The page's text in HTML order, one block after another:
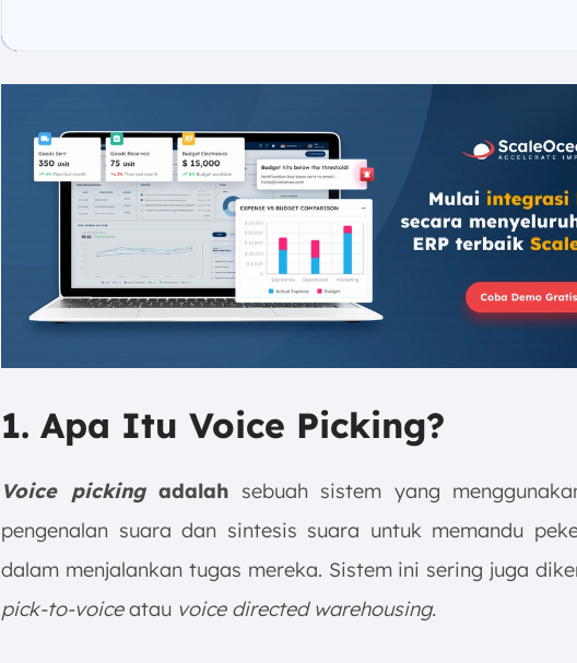
1. Apa Itu Voice Picking?
Voice pickingadalah sebuah sistem yang
pengenalan suara dan sintesis suara untuk memandu
dalam menjalankan tugas mereka. Sistem ini sering juga
pick-to-voiceatau voice directed warehousing.